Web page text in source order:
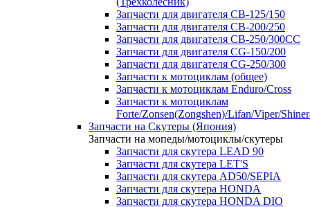
Запчасти для двигателя CB-125/150
Запчасти для двигателя CB-200/250
Запчасти для двигателя CB-250/300СС
Запчасти для двигателя CG-150/200
Запчасти для двигателя CG-250/300
Запчасти к мотоциклам (общее)
Запчасти к мотоциклам Enduro/Cross
Запчасти к мотоциклам
Forte/Zonsen(Zongshen)/Lifan/Viper/
Запчасти на Скутеры (Япония)
Запчасти на мопеды/мотоциклы/скутеры
Запчасти для скутера LEAD 90
Запчасти для скутера LET'S
Запчасти для скутера AD50/SEPIA
Запчасти для скутера HONDA
Запчасти для скутера HONDA DIO